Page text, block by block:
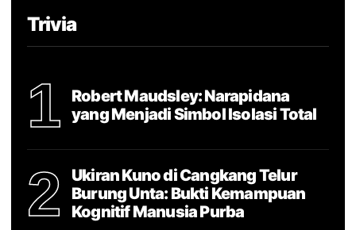
Trivia
1
Robert Maudsley: Narapidana
yang Menjadi Simbol Isolasi Total
2
Ukiran Kuno di Cangkang Telur
Burung Unta: Bukti Kemampuan
Kognitif Manusia Purba